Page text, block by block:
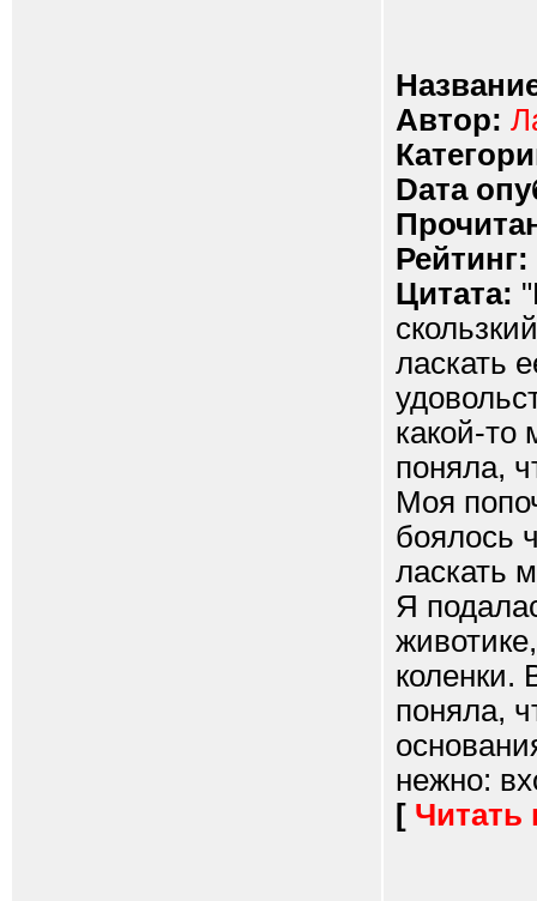
Автор:
Dата
Рейтинг:
Цитата:
ласкать
какой-то
поняла,
Моя
боялось
ласкать
Я
коленки.
поняла,
нежно:
[ Читать